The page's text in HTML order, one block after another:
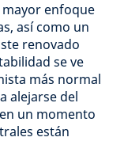
enfoque
así como un
renovado
se ve
más normal
alejarse del
un momento
están